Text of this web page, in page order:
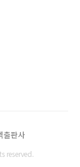
출판사
reserved.